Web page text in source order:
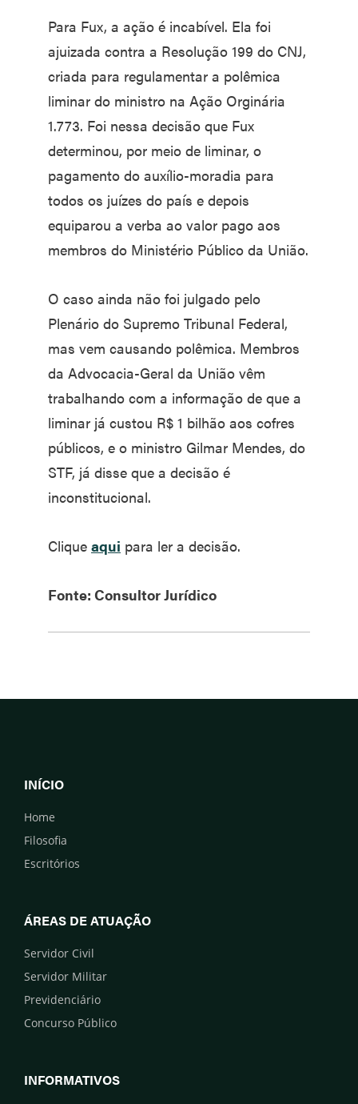
Para Fux, a ação é incabível. Ela foi
ajuizada contra a Resolução 199 do CNJ,
criada para regulamentar a polêmica
liminar do ministro na Ação Orginária
1.773. Foi nessa decisão que Fux
determinou, por meio de liminar, o
pagamento do auxílio-moradia para
todos os juízes do país e depois
equiparou a verba ao valor pago aos
membros do Ministério Público da União.
O caso ainda não foi julgado pelo
Plenário do Supremo Tribunal Federal,
mas vem causando polêmica. Membros
da Advocacia-Geral da União vêm
trabalhando com a informação de que a
liminar já custou R$ 1 bilhão aos cofres
públicos, e o ministro Gilmar Mendes, do
STF, já disse que a decisão é
inconstitucional.
Clique aqui para ler a decisão.
Fonte: Consultor Jurídico
INÍCIO
Home
Filosofia
Escritórios
ÁREAS DE ATUAÇÃO
Servidor Civil
Servidor Militar
Previdenciário
Concurso Público
INFORMATIVOS